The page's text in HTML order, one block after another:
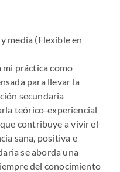
media (Flexible en
mi práctica como
para llevar la
secundaria
teórico-experiencial
contribuye a vivir el
sana, positiva e
se aborda una
del conocimiento